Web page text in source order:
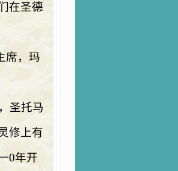
在圣德
席，玛
圣托马
修上有
0年开